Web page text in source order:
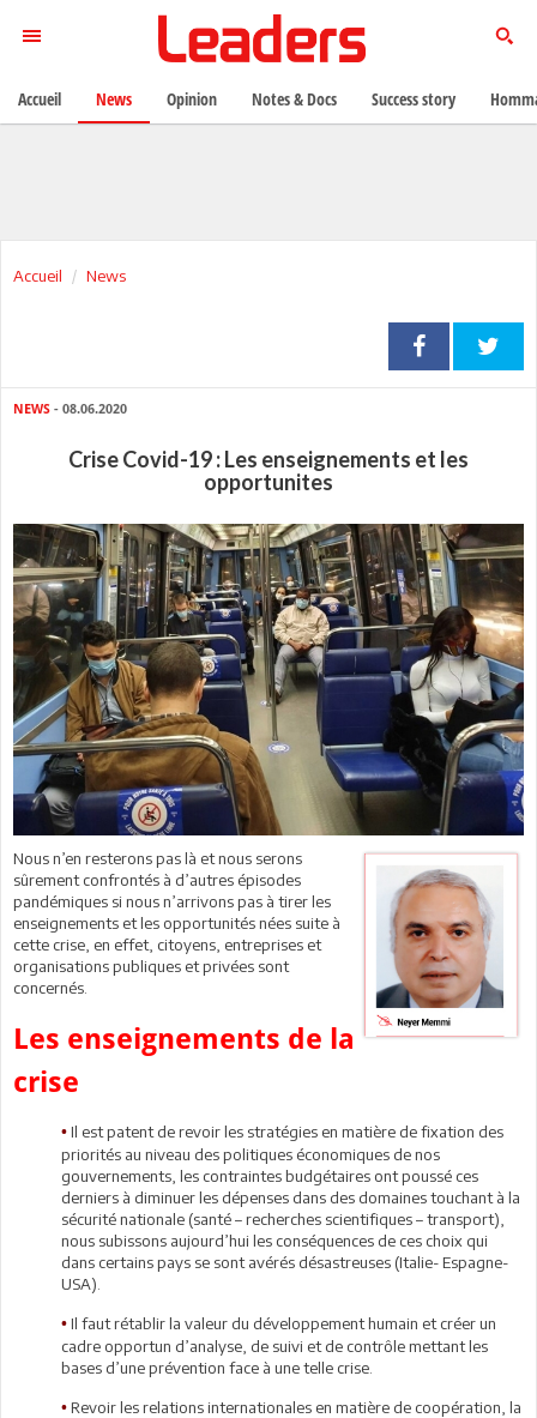
Accueil News
NEWS - 08.06.2020
Crise Covid-19 : Les enseignements et les
opportunites
Nous n’en resterons pas là et nous serons
sûrement confrontés à d’autres épisodes
pandémiques si nous n’arrivons pas à tirer les
enseignements et les opportunités nées suite à
cette crise, en effet, citoyens, entreprises et
organisations publiques et privées sont
concernés.
Les enseignements de la
crise
• Il est patent de revoir les stratégies en matière de fixation des
priorités au niveau des politiques économiques de nos
gouvernements, les contraintes budgétaires ont poussé ces
derniers à diminuer les dépenses dans des domaines touchant à la
sécurité nationale (santé – recherches scientifiques – transport),
nous subissons aujourd’hui les conséquences de ces choix qui
dans certains pays se sont avérés désastreuses (Italie- Espagne-
USA).
• Il faut rétablir la valeur du développement humain et créer un
cadre opportun d’analyse, de suivi et de contrôle mettant les
bases d’une prévention face à une telle crise.
• Revoir les relations internationales en matière de coopération, la
Accueil News Opinion Notes & Docs Success story